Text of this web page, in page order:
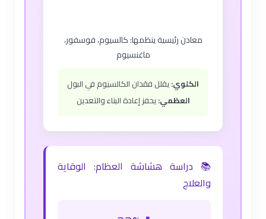
معادن رئيسية ينظمها: كالسيوم، فوسفور،
ماغنسيوم
الكلوي:يقلل فقدان الكالسيوم في البول
العظمي:يحفز إعادة البناء والتعدين
📚 دراسة هشاشة العظام: الوقاية
والعلاج